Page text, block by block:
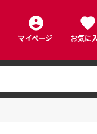
マイページ お気に